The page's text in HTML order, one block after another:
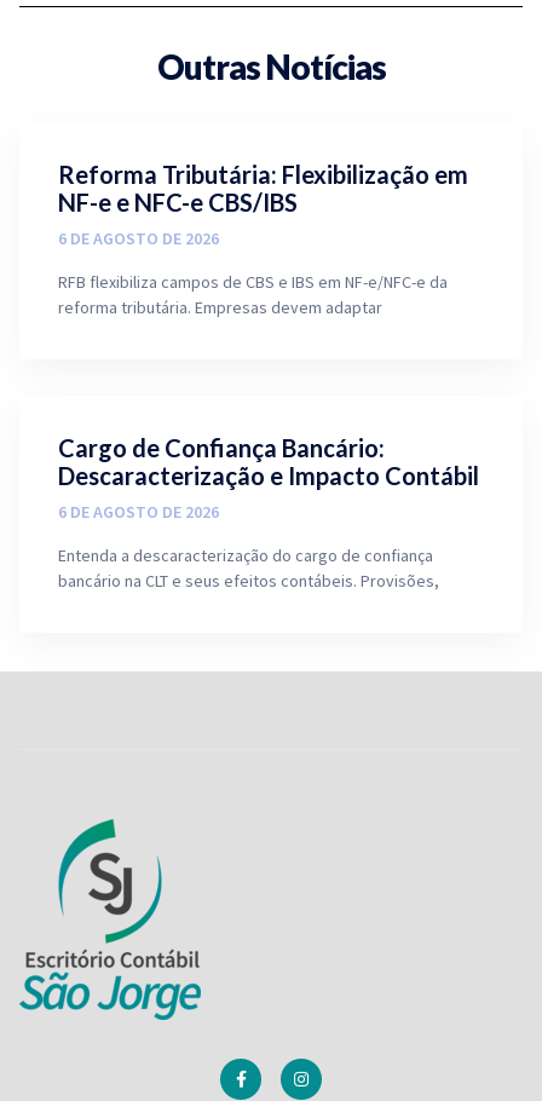
Outras Notícias
Reforma Tributária: Flexibilização em
NF-e e NFC-e CBS/IBS
6 DE AGOSTO DE 2026
RFB flexibiliza campos de CBS e IBS em NF-e/NFC-e da
reforma tributária. Empresas devem adaptar
Cargo de Confiança Bancário:
Descaracterização e Impacto Contábil
6 DE AGOSTO DE 2026
Entenda a descaracterização do cargo de confiança
bancário na CLT e seus efeitos contábeis. Provisões,